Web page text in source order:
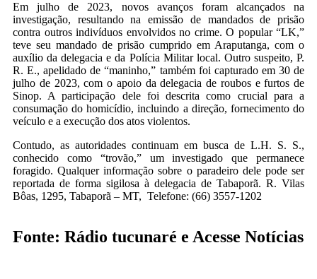
Em julho de 2023, novos avanços foram alcançados na
investigação, resultando na emissão de mandados de prisão
contra outros indivíduos envolvidos no crime. O popular “LK,”
teve seu mandado de prisão cumprido em Araputanga, com o
auxílio da delegacia e da Polícia Militar local. Outro suspeito, P.
R. E., apelidado de “maninho,” também foi capturado em 30 de
julho de 2023, com o apoio da delegacia de roubos e furtos de
Sinop. A participação dele foi descrita como crucial para a
consumação do homicídio, incluindo a direção, fornecimento do
veículo e a execução dos atos violentos.
Contudo, as autoridades continuam em busca de L.H. S. S.,
conhecido como “trovão,” um investigado que permanece
foragido. Qualquer informação sobre o paradeiro dele pode ser
reportada de forma sigilosa à delegacia de Tabaporã. R. Vilas
Bôas, 1295, Tabaporã – MT, Telefone: (66) 3557-1202
Fonte: Rádio tucunaré e Acesse Notícias